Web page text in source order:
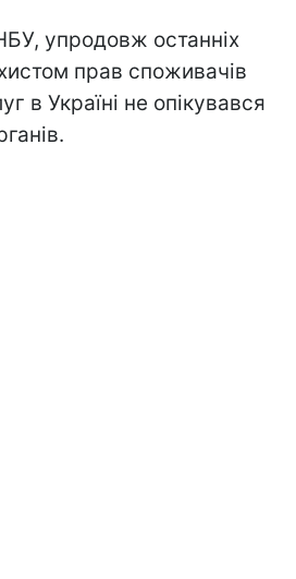
упродовж останніх
прав споживачів
в Україні не опікувався